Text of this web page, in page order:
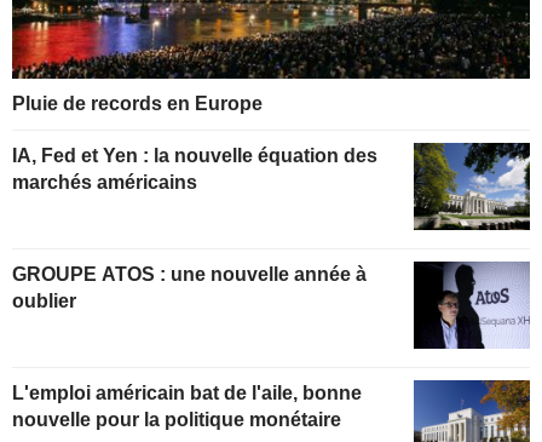
Pluie de records en Europe
IA, Fed et Yen : la nouvelle équation des
marchés américains
GROUPE ATOS : une nouvelle année à
oublier
L'emploi américain bat de l'aile, bonne
nouvelle pour la politique monétaire